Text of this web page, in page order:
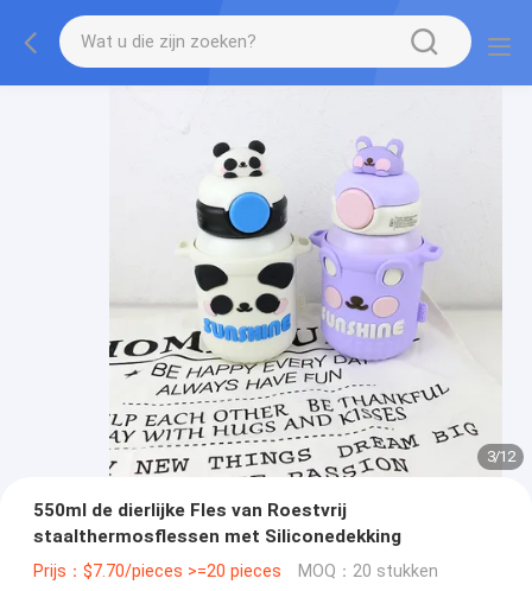
3/12
550ml de dierlijke Fles van Roestvrij
staalthermosflessen met Siliconedekking
Prijs：$7.70/pieces >=20 pieces MOQ：20 stukken